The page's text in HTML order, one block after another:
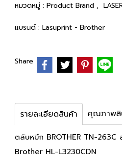
หมวดหมู่ : Product Brand ,
แบรนด์ : Lasuprint - Brother
Share
รายละเอียดสินค้า คุณภาพสิ
ตลับหมึก BROTHER TN-263C
Brother HL-L3230CDN